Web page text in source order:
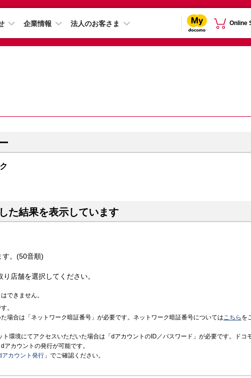
企業情報 法人のお客さま Online
た結果を表示しています
す。(50音順)
店舗を選択してください。
できません。
。
場合は「ネットワーク暗証番号」が必要です。ネットワーク暗証番号についてはこちら を
環境にてアクセスいただいた場合は「dアカウントのID／パスワード」が必要です。ドコ
カウントの発行が可能です。
アカウント発行 」でご確認ください。